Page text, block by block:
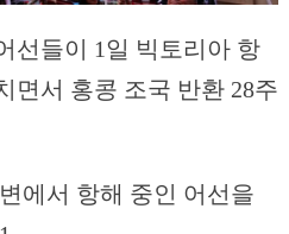
선들이 1일 빅토리아 항
면서 홍콩 조국 반환 28주
에서 항해 중인 어선을